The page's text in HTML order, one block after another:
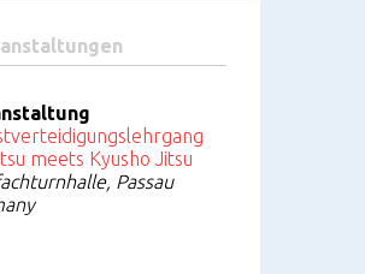
meets Kyusho Jitsu
Passau